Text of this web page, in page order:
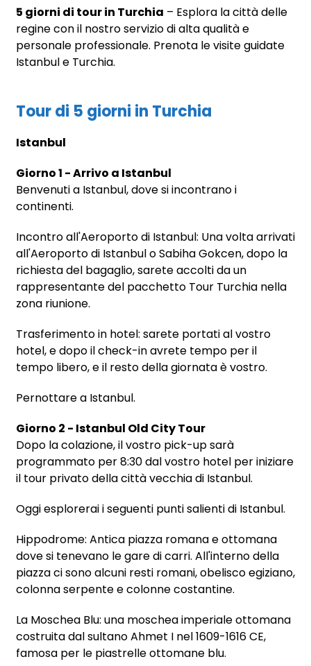
5 giorni di tour in Turchia – Esplora la città delle
regine con il nostro servizio di alta qualità e
personale professionale. Prenota le visite guidate
Istanbul e Turchia.
Tour di 5 giorni in Turchia
Istanbul
Giorno 1 - Arrivo a Istanbul
Benvenuti a Istanbul, dove si incontrano i
continenti.
Incontro all'Aeroporto di Istanbul: Una volta arrivati
all'Aeroporto di Istanbul o Sabiha Gokcen, dopo la
richiesta del bagaglio, sarete accolti da un
rappresentante del pacchetto Tour Turchia nella
zona riunione.
Trasferimento in hotel: sarete portati al vostro
hotel, e dopo il check-in avrete tempo per il
tempo libero, e il resto della giornata è vostro.
Pernottare a Istanbul.
Giorno 2 - Istanbul Old City Tour
Dopo la colazione, il vostro pick-up sarà
programmato per 8:30 dal vostro hotel per iniziare
il tour privato della città vecchia di Istanbul.
Oggi esplorerai i seguenti punti salienti di Istanbul.
Hippodrome: Antica piazza romana e ottomana
dove si tenevano le gare di carri. All'interno della
piazza ci sono alcuni resti romani, obelisco egiziano,
colonna serpente e colonne costantine.
La Moschea Blu: una moschea imperiale ottomana
costruita dal sultano Ahmet I nel 1609-1616 CE,
famosa per le piastrelle ottomane blu.